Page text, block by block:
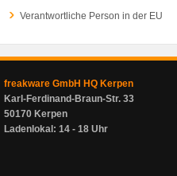
Verantwortliche Person in der EU
freakware GmbH HQ Kerpen
Karl-Ferdinand-Braun-Str. 33
50170 Kerpen
Ladenlokal: 14 - 18 Uhr